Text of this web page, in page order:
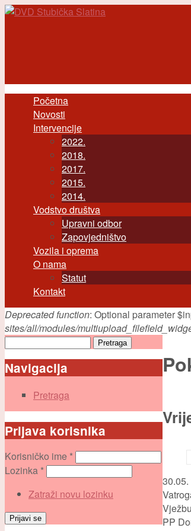
Skoči na glavni sadržaj
Main menu
Početna
Novosti
Intervencije
2022.
2018.
2017.
2015.
2014.
Vodstvo društva
Upravni odbor
Zapovjedništvo
Vozila i oprema
O nama
Statut
Kontakt
Poruka greške
Deprecated function: Optional parameter
sites/all/modules/
PP
Obrazac pretraživanja
Pretraga
Navigacija
Pretraga
Prijava korisnika
Korisničko ime *
Lozinka *
Zatraži novu lozinku